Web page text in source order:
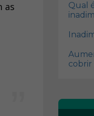
as
Qual
cobrir